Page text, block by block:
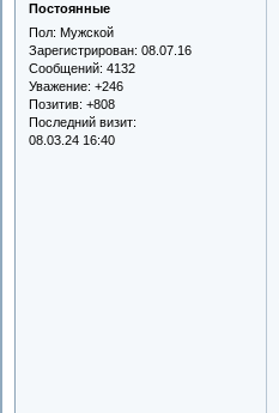
Постоянные
Пол: Мужской
Зарегистрирован: 08.07.16
Сообщений: 4132
Уважение: +246
Позитив: +808
Последний визит:
08.03.24 16:40